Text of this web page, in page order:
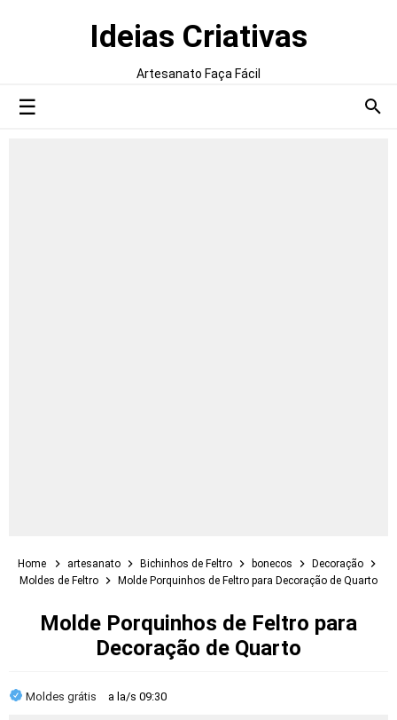
Ideias Criativas
Artesanato Faça Fácil
Home artesanato Bichinhos de Feltro bonecos
Decoração
Moldes de Feltro
Molde Porquinhos de Feltro para Decoração de Quarto
Molde Porquinhos de Feltro para
Decoração de Quarto
Moldes grátis a la/s 09:30